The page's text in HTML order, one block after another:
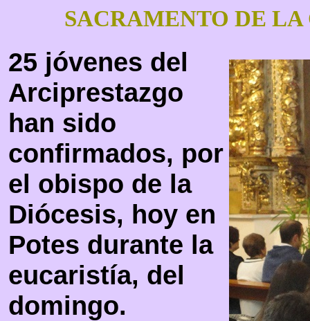
SACRAMENTO DE
25 jóvenes del
Arciprestazgo
han sido
confirmados, por
el obispo de la
Diócesis, hoy en
Potes durante la
eucaristía, del
domingo.